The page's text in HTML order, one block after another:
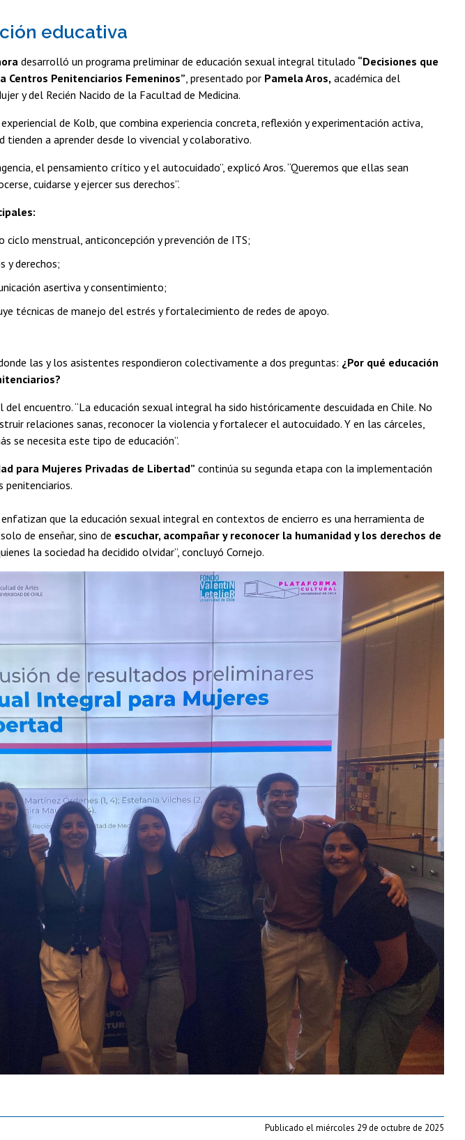
educativa
desarrolló un programa preliminar de educación sexual integral titulado “Decisiones que
Centros Penitenciarios Femeninos” , presentado por Pamela Aros, académica del
y del Recién Nacido de la Facultad de Medicina.
de Kolb, que combina experiencia concreta, reflexión y experimentación activa,
tienden a aprender desde lo vivencial y colaborativo.
el pensamiento crítico y el autocuidado”, explicó Aros. “Queremos que ellas sean
cuidarse y ejercer sus derechos”.
menstrual, anticoncepción y prevención de ITS;
y derechos;
asertiva y consentimiento;
técnicas de manejo del estrés y fortalecimiento de redes de apoyo.
las y los asistentes respondieron colectivamente a dos preguntas: ¿Por qué educación
encuentro. “La educación sexual integral ha sido históricamente descuidada en Chile. No
relaciones sanas, reconocer la violencia y fortalecer el autocuidado. Y en las cárceles,
se necesita este tipo de educación”.
para Mujeres Privadas de Libertad” continúa su segunda etapa con la implementación
que la educación sexual integral en contextos de encierro es una herramienta de
de enseñar, sino de escuchar, acompañar y reconocer la humanidad y los derechos de
la sociedad ha decidido olvidar”, concluyó Cornejo.
Publicado el miércoles 29 de octubre de 2025